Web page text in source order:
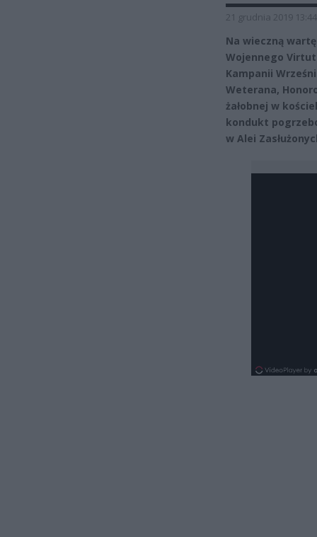
21 grudnia 2019 13:44
Na wieczną
Wojennego
Kampanii
Weterana,
żałobnej w
kondukt
w Alei